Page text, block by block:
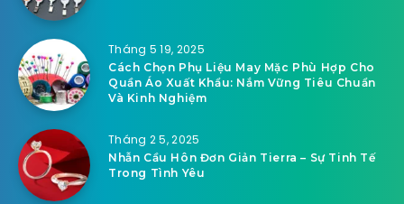
Tháng 5 19, 2025
Cách Chọn Phụ Liệu May Mặc Phù Hợp Cho
Quần Áo Xuất Khẩu: Nắm Vững Tiêu Chuẩn
Và Kinh Nghiệm
Tháng 2 5, 2025
Nhẫn Cầu Hôn Đơn Giản Tierra – Sự Tinh Tế
Trong Tình Yêu